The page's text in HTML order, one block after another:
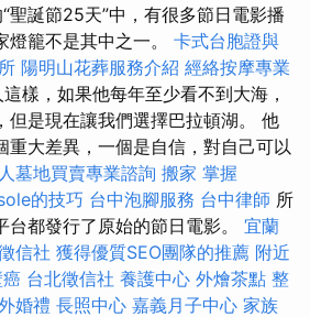
聖誕節25天”中，有很多節日電影播
燈籠不是其中之一。 卡式台胞證與
陽明山花葬服務介紹 經絡按摩專業
樣，如果他每年至少看不到大海，
但是現在讓我們選擇巴拉頓湖。 他
重大差異，一個是自信，對自己可以
墓地買賣專業諮詢 搬家 掌握
的技巧 台中泡腳服務 台中律師 所
都發行了原始的節日電影。 宜蘭
信社 獲得優質SEO團隊的推薦 附近
台北徵信社 養護中心 外燴茶點 整
婚禮 長照中心 嘉義月子中心 家族